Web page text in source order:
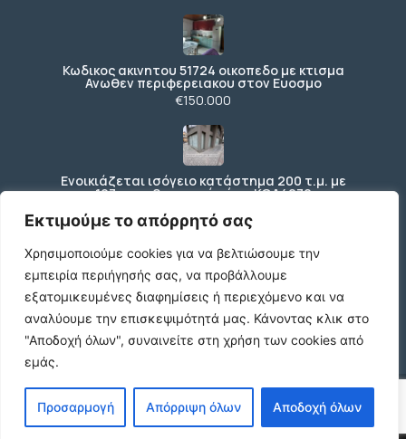
Εκτιμούμε το απόρρητό σας
Χρησιμοποιούμε cookies για να βελτιώσουμε την
εμπειρία περιήγησής σας, να προβάλλουμε
εξατομικευμένες διαφημίσεις ή περιεχόμενο και να
αναλύουμε την επισκεψιμότητά μας. Κάνοντας κλικ στο
"Αποδοχή όλων", συναινείτε στη χρήση των cookies από
εμάς.
Προσαρμογή Απόρριψη όλων Αποδοχή όλων
Κωδικος ακινητου 51724 οικοπεδο με κτισμα
Ανωθεν περιφερειακου στον Ευοσμο
€150.000
Ενοικιάζεται ισόγειο κατάστημα 200 τ.μ. με
197 τ.μ. εξωτερικό χώρο ΚΩΔ4270
€3.000 /μήνα
Κωδικός: 2347738 , Βούλα , 667 τ.μ., €1400000
€1.400.000
© 2026 agx.gr. All rights reserved.